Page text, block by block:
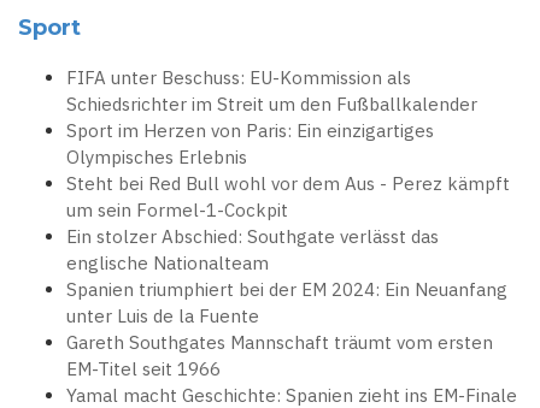
Sport
FIFA unter Beschuss: EU-Kommission als
Schiedsrichter im Streit um den Fußballkalender
Sport im Herzen von Paris: Ein einzigartiges
Olympisches Erlebnis
Steht bei Red Bull wohl vor dem Aus - Perez kämpft
um sein Formel-1-Cockpit
Ein stolzer Abschied: Southgate verlässt das
englische Nationalteam
Spanien triumphiert bei der EM 2024: Ein Neuanfang
unter Luis de la Fuente
Gareth Southgates Mannschaft träumt vom ersten
EM-Titel seit 1966
Yamal macht Geschichte: Spanien zieht ins EM-Finale